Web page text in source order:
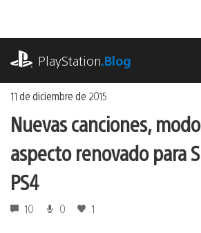
contenido
PlayStation.Blog
11 de diciembre de 2015
Nuevas canciones,
aspecto renovado para
PS4
10 0 1